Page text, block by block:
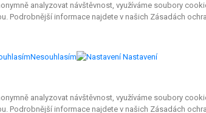
analyzovat návštěvnost, využíváme soubory
Podrobnější informace najdete v našich Zásadách
Nesouhlasím Nastavení
analyzovat návštěvnost, využíváme soubory
Podrobnější informace najdete v našich Zásadách